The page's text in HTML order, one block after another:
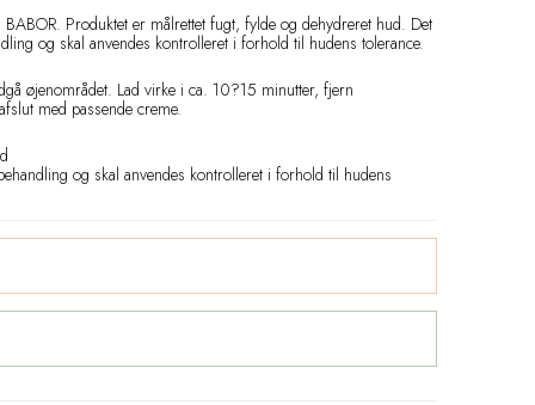
Produktet er målrettet fugt, fylde og dehydreret hud. Det
og skal anvendes kontrolleret i forhold til hudens tolerance.
øjenområdet. Lad virke i ca. 10?15 minutter, fjern
med passende creme.
og skal anvendes kontrolleret i forhold til hudens